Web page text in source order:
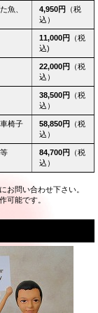
魚、
4,950円
（税
込）
11,000円
（税
込)
22,000円
（税
込）
38,500円
（税
込）
椅子
58,850円
（税
込）
84,700円
（税
込）
お問い合わせ下さい。
可能です。